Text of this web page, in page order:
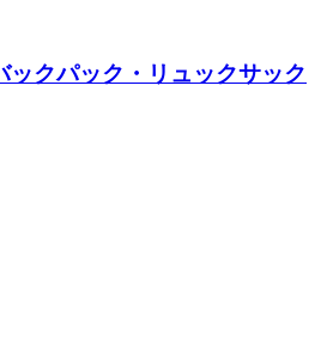
ックパック・リュックサック